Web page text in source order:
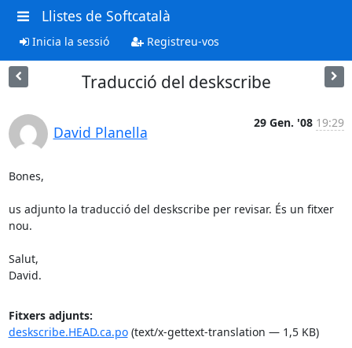
Llistes de Softcatalà
Inicia la sessió Registreu-vos
Traducció del deskscribe
David Planella
29 Gen. '08 19:29
Bones,
us adjunto la traducció del deskscribe per revisar. És un fitxer
nou.
Salut,
David.
Fitxers adjunts:
deskscribe.HEAD.ca.po(text/x-gettext-translation — 1,5 KB)